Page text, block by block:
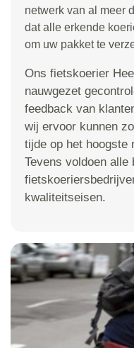
netwerk van al meer
dat alle erkende
om uw pakket te
Ons fietskoerier
nauwgezet
feedback van
wij ervoor kunnen
tijde op het hoogste
Tevens voldoen alle
kwaliteitseisen.